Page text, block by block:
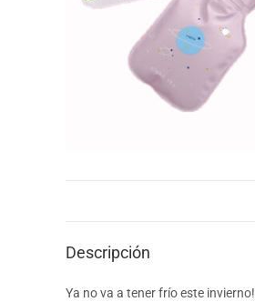
Descripción
Ya no va a tener frío este invierno!